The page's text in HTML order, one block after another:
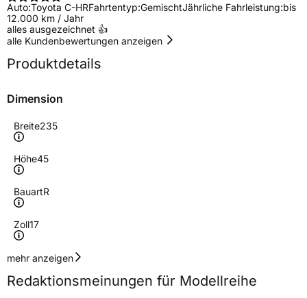
Auto:Toyota C-HRFahrtentyp:GemischtJährliche Fahrleistung:bis
12.000 km / Jahr
alles ausgezeichnet 👍
alle Kundenbewertungen anzeigen
Produktdetails
Dimension
Breite235
Höhe45
BauartR
Zoll17
Geschwindigkeitsindex
Höchstgeschwindigkeit
300 km/h
mehr anzeigen
Redaktionsmeinungen für Modellreihe